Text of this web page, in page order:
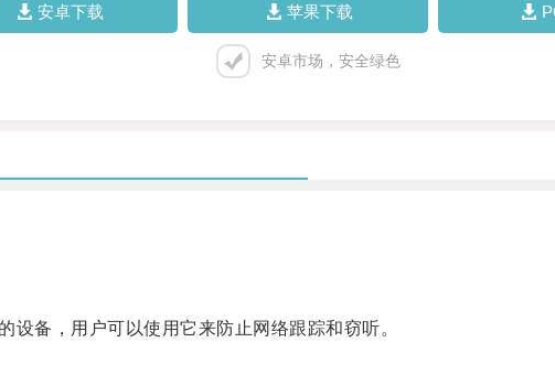
安卓下载 苹果下载
安卓市场，安全绿色
备，用户可以使用它来防止网络跟踪和窃听。